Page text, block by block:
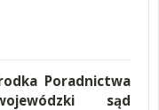
Poradnictwa
sąd